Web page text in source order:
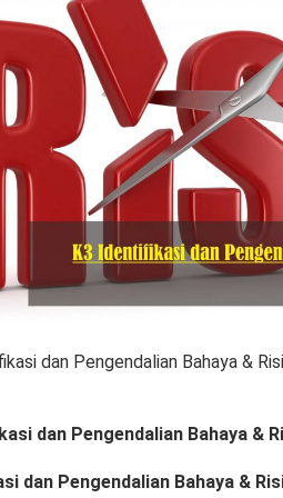
dan Pengendalian Bahaya &
dan Pengendalian Bahaya &
dan Pengendalian Bahaya &